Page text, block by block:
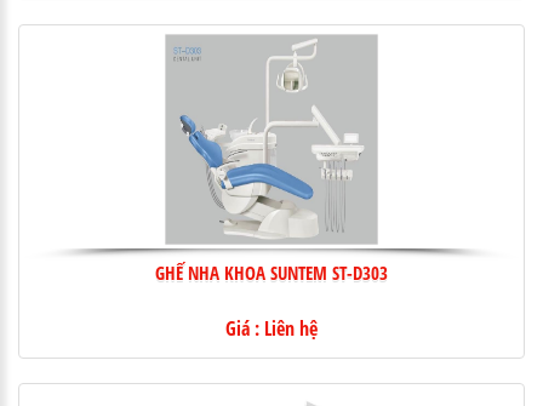
GHẾ NHA KHOA SUNTEM ST-D303
Giá : Liên hệ